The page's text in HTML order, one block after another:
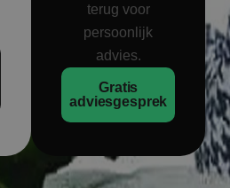
terug voor
persoonlijk
advies.
Gratis
adviesgesprek